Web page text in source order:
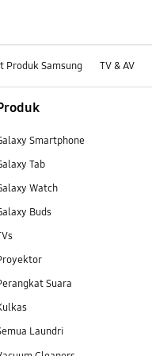
Produk Samsung TV & AV
Smartphone
Tab
Watch
Buds
Suara
Laundri